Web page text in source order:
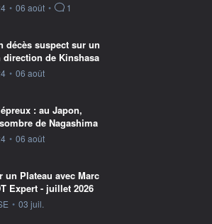
fournie par
• 06 août • 1
décès suspect sur un
direction de Kinshasa
fournie par
• 06 août
: au Japon,
de Nagashima
fournie par
• 06 août
un Plateau avec Marc
Expert - juillet 2026
par
• 03 juil.